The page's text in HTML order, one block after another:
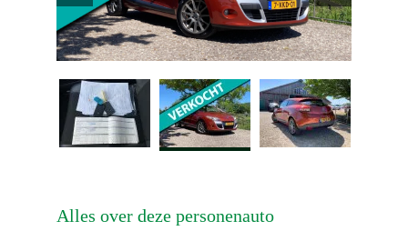
Alles over deze personenauto